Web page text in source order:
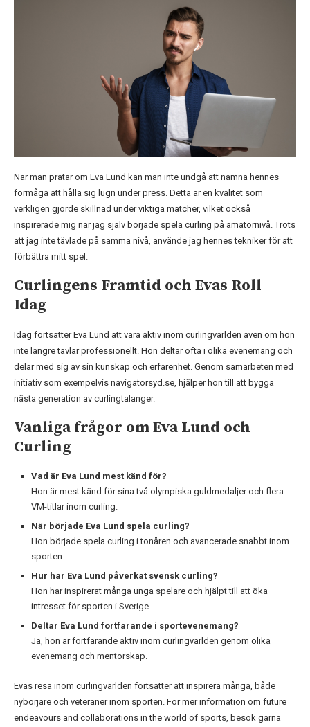
När man pratar om Eva Lund kan man inte undgå att nämna hennes
förmåga att hålla sig lugn under press. Detta är en kvalitet som
verkligen gjorde skillnad under viktiga matcher, vilket också
inspirerade mig när jag själv började spela curling på amatörnivå. Trots
att jag inte tävlade på samma nivå, använde jag hennes tekniker för att
förbättra mitt spel.
Curlingens Framtid och Evas Roll
Idag
Idag fortsätter Eva Lund att vara aktiv inom curlingvärlden även om hon
inte längre tävlar professionellt. Hon deltar ofta i olika evenemang och
delar med sig av sin kunskap och erfarenhet. Genom samarbeten med
initiativ som exempelvis navigatorsyd.se, hjälper hon till att bygga
nästa generation av curlingtalanger.
Vanliga frågor om Eva Lund och
Curling
Vad är Eva Lund mest känd för?
Hon är mest känd för sina två olympiska guldmedaljer och flera
VM-titlar inom curling.
När började Eva Lund spela curling?
Hon började spela curling i tonåren och avancerade snabbt inom
sporten.
Hur har Eva Lund påverkat svensk curling?
Hon har inspirerat många unga spelare och hjälpt till att öka
intresset för sporten i Sverige.
Deltar Eva Lund fortfarande i sportevenemang?
Ja, hon är fortfarande aktiv inom curlingvärlden genom olika
evenemang och mentorskap.
Evas resa inom curlingvärlden fortsätter att inspirera många, både
nybörjare och veteraner inom sporten. För mer information om future
endeavours and collaborations in the world of sports, besök gärna